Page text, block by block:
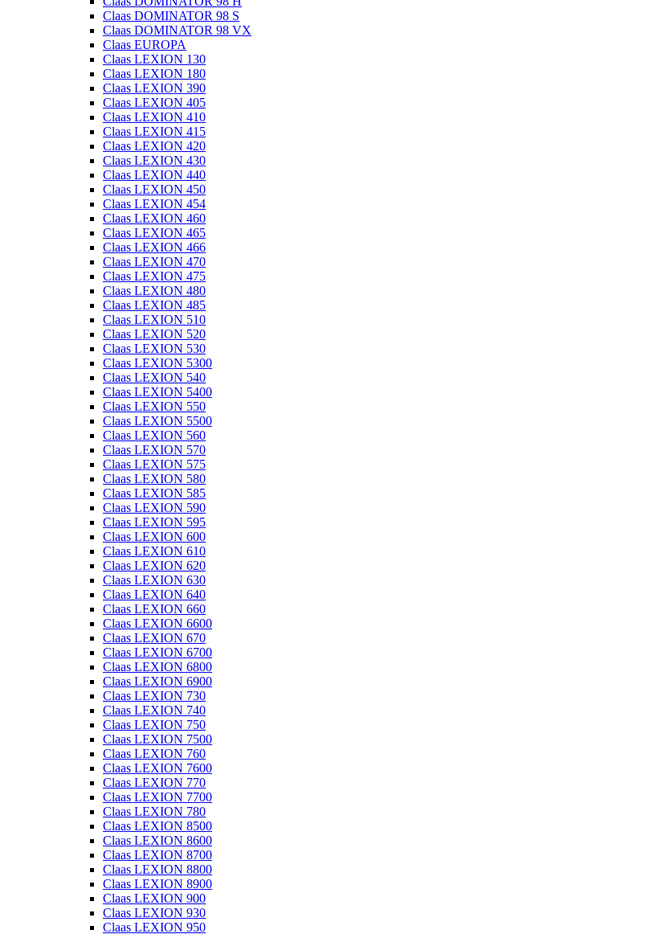
Claas DOMINATOR 98 S
Claas DOMINATOR 98 VX
Claas EUROPA
Claas LEXION 130
Claas LEXION 180
Claas LEXION 390
Claas LEXION 405
Claas LEXION 410
Claas LEXION 415
Claas LEXION 420
Claas LEXION 430
Claas LEXION 440
Claas LEXION 450
Claas LEXION 454
Claas LEXION 460
Claas LEXION 465
Claas LEXION 466
Claas LEXION 470
Claas LEXION 475
Claas LEXION 480
Claas LEXION 485
Claas LEXION 510
Claas LEXION 520
Claas LEXION 530
Claas LEXION 5300
Claas LEXION 540
Claas LEXION 5400
Claas LEXION 550
Claas LEXION 5500
Claas LEXION 560
Claas LEXION 570
Claas LEXION 575
Claas LEXION 580
Claas LEXION 585
Claas LEXION 590
Claas LEXION 595
Claas LEXION 600
Claas LEXION 610
Claas LEXION 620
Claas LEXION 630
Claas LEXION 640
Claas LEXION 660
Claas LEXION 6600
Claas LEXION 670
Claas LEXION 6700
Claas LEXION 6800
Claas LEXION 6900
Claas LEXION 730
Claas LEXION 740
Claas LEXION 750
Claas LEXION 7500
Claas LEXION 760
Claas LEXION 7600
Claas LEXION 770
Claas LEXION 7700
Claas LEXION 780
Claas LEXION 8500
Claas LEXION 8600
Claas LEXION 8700
Claas LEXION 8800
Claas LEXION 8900
Claas LEXION 900
Claas LEXION 930
Claas LEXION 950